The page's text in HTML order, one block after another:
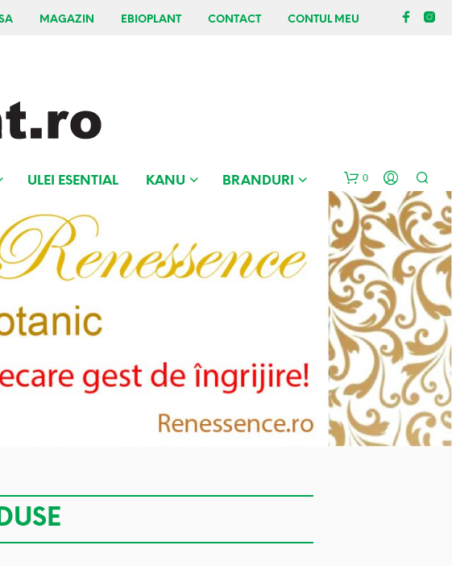
MAGAZIN EBIOPLANT CONTACT CONTUL MEU
ULEI ESENTIAL KANU BRANDURI 0